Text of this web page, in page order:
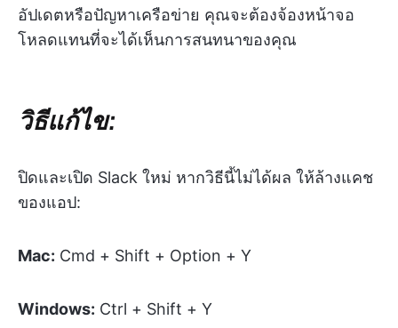
อัปเดตหรือปัญหาเครือข่าย คุณจะต้องจ้องหน้าจอ
โหลดแทนที่จะได้เห็นการสนทนาของคุณ
วิธีแก้ไข:
ปิดและเปิด Slack ใหม่ หากวิธีนี้ไม่ได้ผล ให้ล้างแคช
ของแอป:
Mac: Cmd + Shift + Option + Y
Windows: Ctrl + Shift + Y